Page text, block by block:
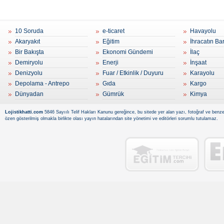
10 Soruda
Akaryakıt
Bir Bakışta
Demiryolu
Denizyolu
Depolama - Antrepo
Dünyadan
e-ticaret
Eğitim
Ekonomi Gündemi
Enerji
Fuar / Etkinlik / Duyuru
Gıda
Gümrük
Havayolu
İhracatın
İlaç
İnşaat
Karayolu
Kargo
Kimya
Lojistikhatti.com 5846 Sayıılı Telif Hakları Kanunu gereğince, bu sitede yer alan yazı, fotoğraf ve
özen gösterilmiş olmakla birlikte olası yayın hatalarından site yönetimi ve editörleri sorumlu tutulamaz.